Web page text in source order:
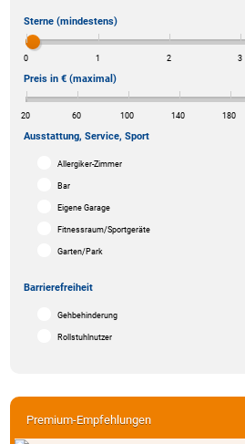
Premium-Empfehlungen
Sterne (mindestens)
0 1 2 3
Preis in € (maximal)
20 60 100 140 180
Ausstattung, Service, Sport
Allergiker-Zimmer
Bar
Eigene Garage
Fitnessraum/Sportgeräte
Garten/Park
Barrierefreiheit
Gehbehinderung
Rollstuhlnutzer